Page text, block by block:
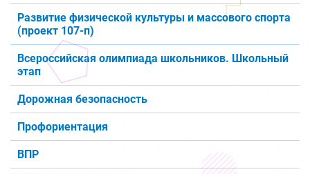
Развитие физической культуры и массового спорта
(проект 107-п)
Всероссийская олимпиада школьников. Школьный
этап
Дорожная безопасность
Профориентация
ВПР